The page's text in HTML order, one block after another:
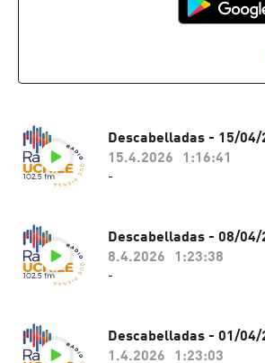
Descabelladas - 15/04/
15.4.2026
1:16:41
-
Descabelladas - 08/04/
8.4.2026
1:23:38
-
Descabelladas - 01/04/
1.4.2026
1:23:03